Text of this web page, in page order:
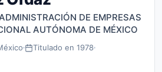
DE EMPRESAS
AUTÓNOMA DE MÉXICO
Titulado en 1978